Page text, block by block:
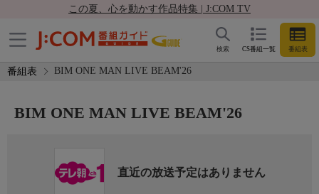
この夏、心を動かす作品特集 | J:COM TV
CS番組一覧 番組表
検索
番組表 BIM ONE MAN LIVE BEAM'26
BIM ONE MAN LIVE BEAM'26
直近の放送予定はありません